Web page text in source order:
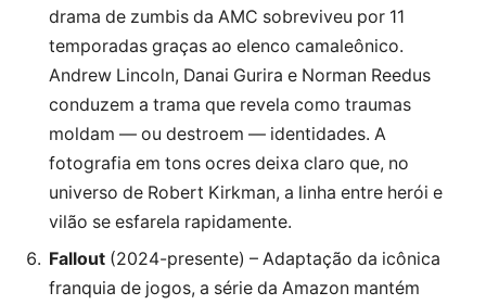
drama de zumbis da AMC sobreviveu por 11
temporadas graças ao elenco camaleônico.
Andrew Lincoln, Danai Gurira e Norman Reedus
conduzem a trama que revela como traumas
moldam — ou destroem — identidades. A
fotografia em tons ocres deixa claro que, no
universo de Robert Kirkman, a linha entre herói e
vilão se esfarela rapidamente.
Fallout (2024-presente) – Adaptação da icônica
franquia de jogos, a série da Amazon mantém